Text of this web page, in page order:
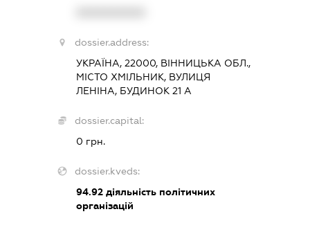
dossier.address:
УКРАЇНА, 22000, ВІННИЦЬКА ОБЛ.,
МІСТО ХМІЛЬНИК, ВУЛИЦЯ
ЛЕНІНА, БУДИНОК 21 А
dossier.capital:
0 грн.
dossier.kveds:
94.92діяльність політичних
організацій